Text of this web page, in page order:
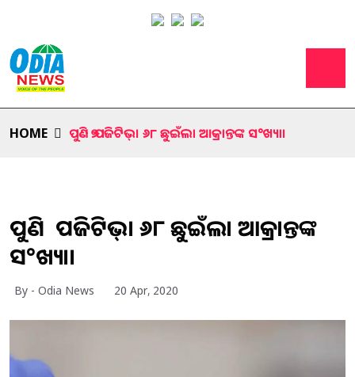
HOME ପୁଣି ୭ ପଜିଟିଭ୍। ୬୮ ଛୁଇଁଲା ଆକ୍ରାନ୍ତଙ୍କ ସ°ଖ୍ୟା।
ପୁଣି ୭ ପଜିଟିଭ୍। ୬୮ ଛୁଇଁଲା ଆକ୍ରାନ୍ତଙ୍କ
ସ°ଖ୍ୟା।
By - Odia News 20 Apr, 2020